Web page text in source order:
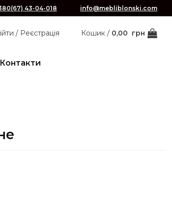
43-04-018 info@mebliblonski.com
/ Реєстрація Кошик / 0,00 грн
Контакти